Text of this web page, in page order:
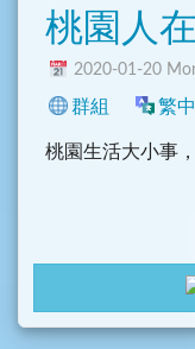
桃園人
2020-01-20
群組 繁中
桃園生活大小事